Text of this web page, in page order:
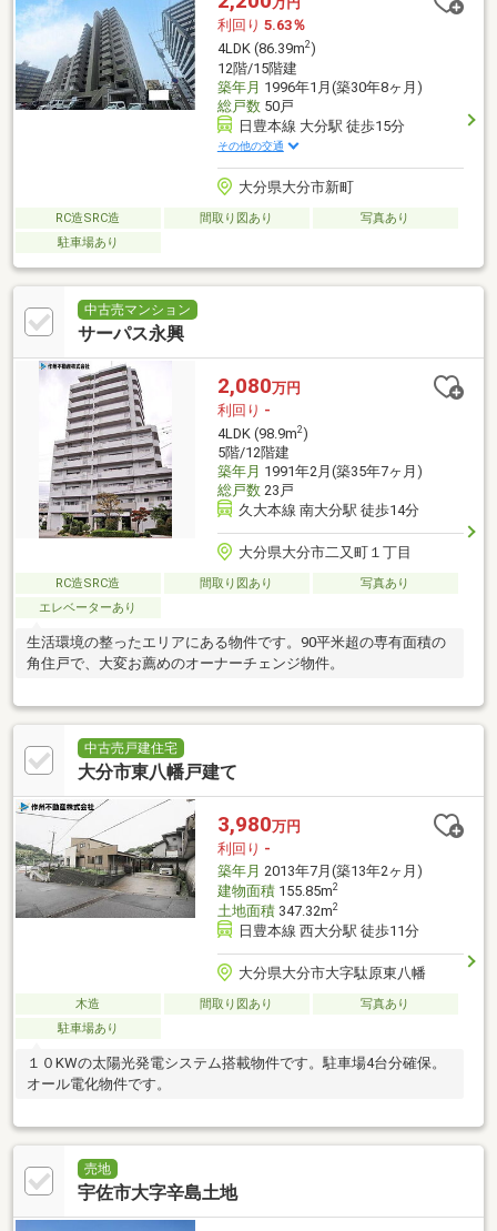
利回り 5.63％
4LDK (86.39m2)
12階/15階建
築年月 1996年1月(築30年8ヶ月)
総戸数50戸
日豊本線 大分駅 徒歩15分
その他の交通
大分県大分市新町
RC造SRC造 間取り図あり
写真あり
駐車場あり
中古売マンション
サーパス永興
2,080万円
利回り -
4LDK (98.9m2)
5階/12階建
築年月 1991年2月(築35年7ヶ月)
総戸数23戸
久大本線 南大分駅 徒歩14分
大分県大分市二又町１丁目
RC造SRC造 間取り図あり
写真あり
エレベーターあり
生活環境の整ったエリアにある物件です。90平米超の専有面積の
角住戸で、大変お薦めのオーナーチェンジ物件。
中古売戸建住宅
大分市東八幡戸建て
3,980万円
利回り -
築年月 2013年7月(築13年2ヶ月)
建物面積155.85m2
土地面積347.32m2
日豊本線 西大分駅 徒歩11分
大分県大分市大字駄原東八幡
木造 間取り図あり
写真あり
駐車場あり
１０KWの太陽光発電システム搭載物件です。駐車場4台分確保。
オール電化物件です。
売地
宇佐市大字辛島土地